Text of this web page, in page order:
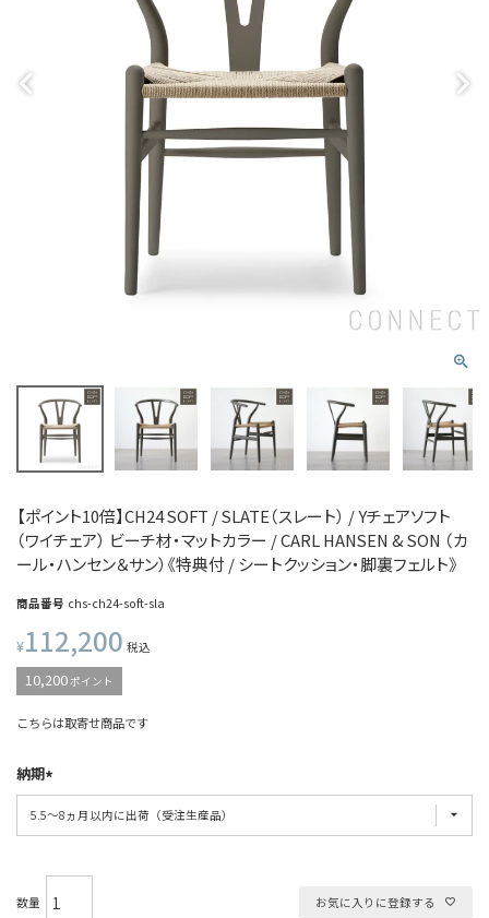
【ポイント10倍】CH24 SOFT / SLATE（スレート） / Yチェアソフト
（ワイチェア） ビーチ材・マットカラー / CARL HANSEN & SON （カ
ール・ハンセン＆サン）《特典付 / シートクッション・脚裏フェルト》
商品番号 chs-ch24-soft-sla
¥112,200 税込
10,200ポイント
こちらは取寄せ商品です
納期
お気に入りに登録する